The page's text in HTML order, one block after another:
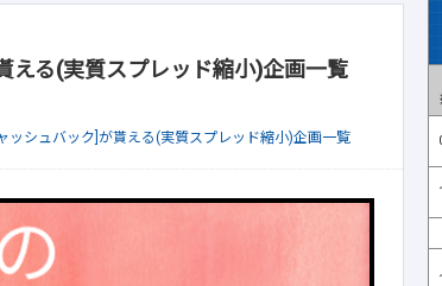
える(実質スプレッド縮小)企画一覧
ッシュバック]が貰える(実質スプレッド縮小)企画一覧